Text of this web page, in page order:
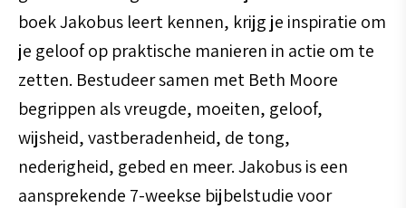
boek Jakobus leert kennen, krijg je inspiratie om
je geloof op praktische manieren in actie om te
zetten. Bestudeer samen met Beth Moore
begrippen als vreugde, moeiten, geloof,
wijsheid, vastberadenheid, de tong,
nederigheid, gebed en meer. Jakobus is een
aansprekende 7-weekse bijbelstudie voor